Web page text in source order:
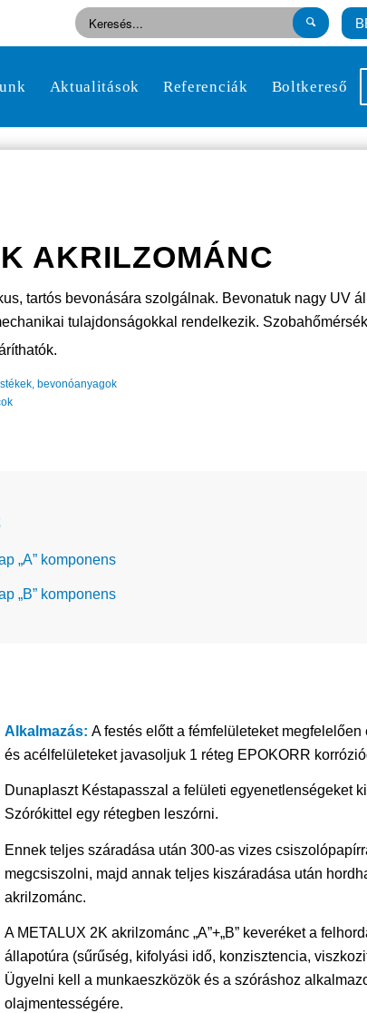
Aktualitások Referenciák Boltkereső
AKRILZOMÁNC
tartós bevonására szolgálnak. Bevonatuk nagy UV
tulajdonságokkal rendelkezik.
bevonóanyagok
„A” komponens
„B” komponens
Alkalmazás:A festés előtt a fémfelületeket
és acélfelületeket javasoljuk 1 réteg EPOKORR
Dunaplaszt Késtapasszal a felületi egyenetlenségeket
Szórókittel egy rétegben leszórni.
Ennek teljes száradása után 300-as vizes
megcsiszolni, majd annak teljes kiszáradása után
akrilzománc.
A METALUX 2K akrilzománc „A”+„B” keveréket a
állapotúra (sűrűség, kifolyási idő, konzisztencia,
Ügyelni kell a munkaeszközök és a szóráshoz
olajmentességére.